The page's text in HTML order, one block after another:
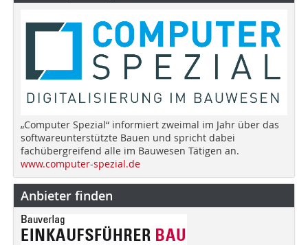
„Computer Spezial“ informiert zweimal im Jahr über das
softwareunterstützte Bauen und spricht dabei
fachübergreifend alle im Bauwesen Tätigen an.
www.computer-spezial.de
Anbieter finden